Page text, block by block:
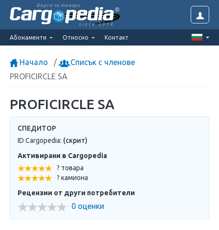
Борса за товари
since 2014
Абонаменти Относно Контакт
Начало
Списък с членове
PROFICIRCLE SA
PROFICIRCLE SA
СПЕДИТОР
ID Cargopedia: (скрит)
Активирани в Cargopedia
? товара
? камиона
Рецензии от други потребители
0 оценки